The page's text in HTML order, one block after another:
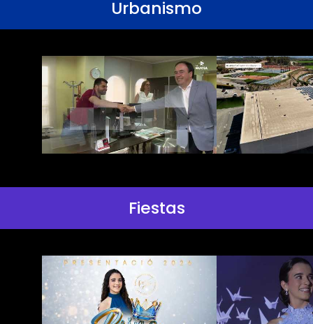
Urbanismo
Fiestas